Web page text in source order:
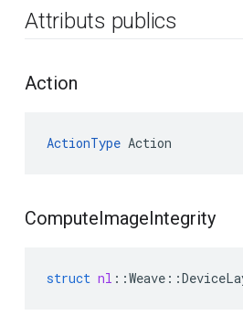
Attributs publics
Action
ActionType Action
ComputeImageIntegrity
struct nl ::Weave ::